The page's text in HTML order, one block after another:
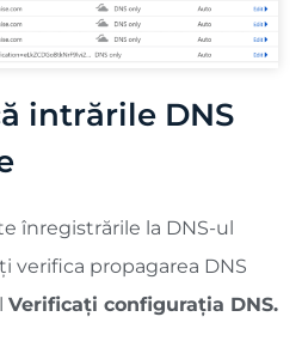
intrările DNS
înregistrările la DNS-ul
verifica propagarea DNS
Verificați configurația DNS.